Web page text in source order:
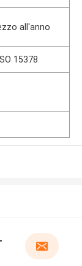
all'anno
15378